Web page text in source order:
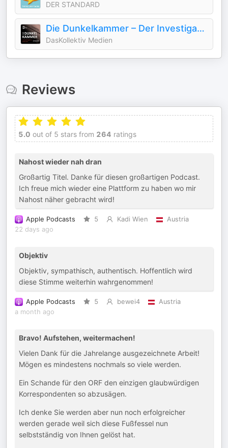
DER STANDARD
Die Dunkelkammer – Der Investigativ-Podcast
DasKollektiv Medien
Reviews
5.0 out of 5 stars from 264 ratings
Nahost wieder nah dran
Großartig Titel. Danke für diesen großartigen Podcast.
Ich freue mich wieder eine Plattform zu haben wo mir
Nahost näher gebracht wird!
Apple Podcasts 5 Kadi Wien
Austria
22 days ago
Objektiv
Objektiv, sympathisch, authentisch. Hoffentlich wird
diese Stimme weiterhin wahrgenommen!
Apple Podcasts 5 bewei4
Austria
a month ago
Bravo! Aufstehen, weitermachen!
Vielen Dank für die Jahrelange ausgezeichnete Arbeit!
Mögen es mindestens nochmals so viele werden.
Ein Schande für den ORF den einzigen glaubwürdigen
Korrespondenten so abzusägen.
Ich denke Sie werden aber nun noch erfolgreicher
werden gerade weil sich diese Fußfessel nun
selbstständig von Ihnen gelöst hat.